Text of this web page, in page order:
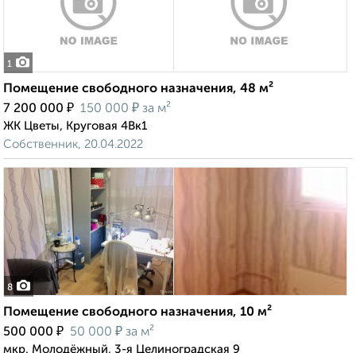
1
Помещение свободного назначения, 48 м²
7 200 000 ₽ 150 000 ₽ за м²
ЖК Цветы, Круговая 4Вк1
Собственник, 20.04.2022
8
Помещение свободного назначения, 10 м²
500 000 ₽ 50 000 ₽ за м²
мкр. Молодёжный, 3-я Целиноградская 9